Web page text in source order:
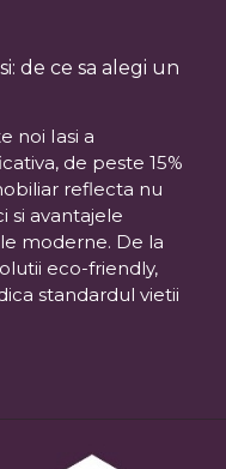
de ce sa alegi un
noi Iasi a
de peste 15%
reflecta nu
si avantajele
moderne. De la
eco-friendly,
standardul vietii